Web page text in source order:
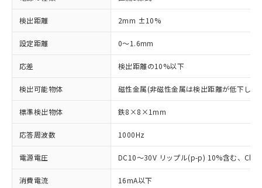
検出距離 2mm ±10%
設定距離 0～1.6mm
応差 検出距離の10%以下
検出可能物体 磁性金属(非磁性金属は検出距離が低下しま
標準検出物体 鉄8×8×1mm
応答周波数 1000Hz
電源電圧 DC10～30V リップル(p-p) 10%含む、
消費電流 16mA以下